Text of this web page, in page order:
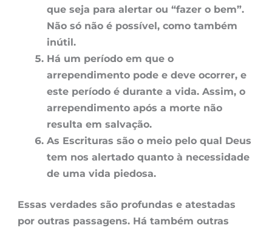
que seja para alertar ou “fazer o bem”.
Não só não é possível, como também
inútil.
Há um período em que o
arrependimento pode e deve ocorrer, e
este período é durante a vida. Assim, o
arrependimento após a morte não
resulta em salvação.
As Escrituras são o meio pelo qual Deus
tem nos alertado quanto à necessidade
de uma vida piedosa.
Essas verdades são profundas e atestadas
por outras passagens. Há também outras